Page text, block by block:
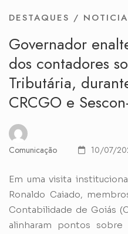
DESTAQUES /
Governador
dos contadores
Tributária,
CRCGO e
Comunicação 10/07/
Em uma visita
Ronaldo Caiado,
Contabilidade de Goiás
alinharam pontos